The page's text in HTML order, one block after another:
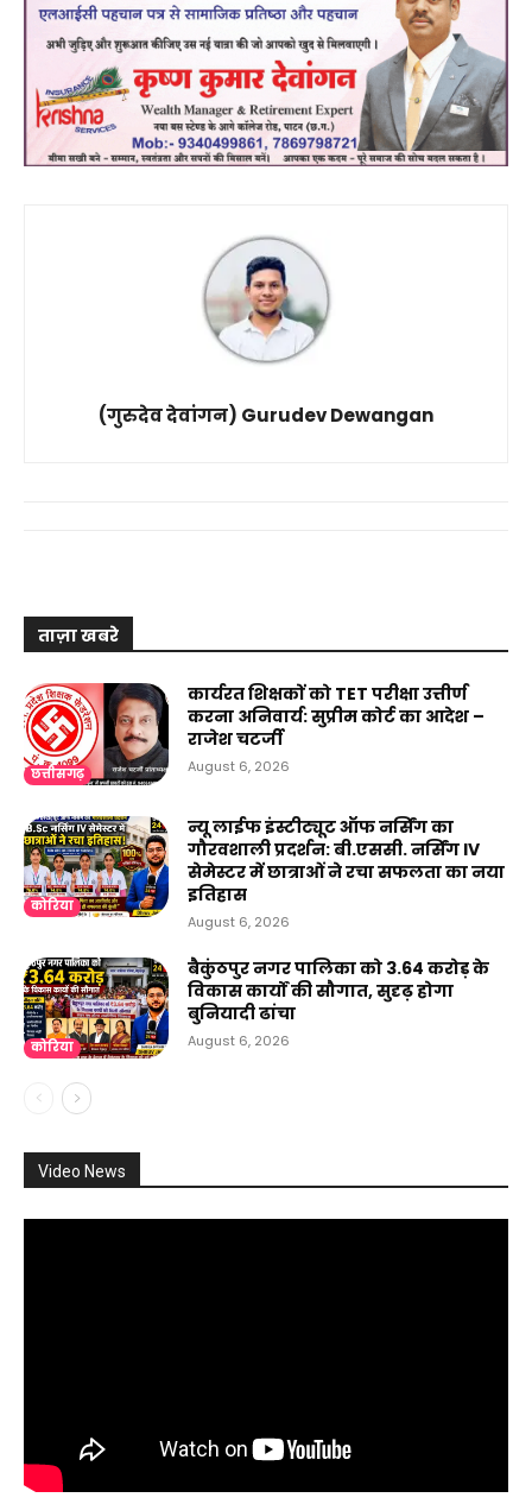
(गुरुदेव देवांगन) Gurudev Dewangan
ताज़ा खबरे
छत्तीसगढ़
कार्यरत शिक्षकों को TET परीक्षा उत्तीर्ण
करना अनिवार्य: सुप्रीम कोर्ट का आदेश –
राजेश चटर्जी
August 6, 2026
कोरिया
न्यू लाईफ इंस्टीट्यूट ऑफ नर्सिंग का
गौरवशाली प्रदर्शन: बी.एससी. नर्सिंग IV
सेमेस्टर में छात्राओं ने रचा सफलता का नया
इतिहास
August 6, 2026
कोरिया
बैकुंठपुर नगर पालिका को ₹3.64 करोड़ के
विकास कार्यों की सौगात, सुदृढ़ होगा
बुनियादी ढांचा
August 6, 2026
Video News